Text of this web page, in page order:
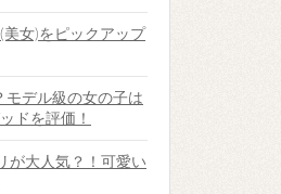
女)をピックアップ
モデル級の女の子は
ドを評価！
が大人気？！可愛い